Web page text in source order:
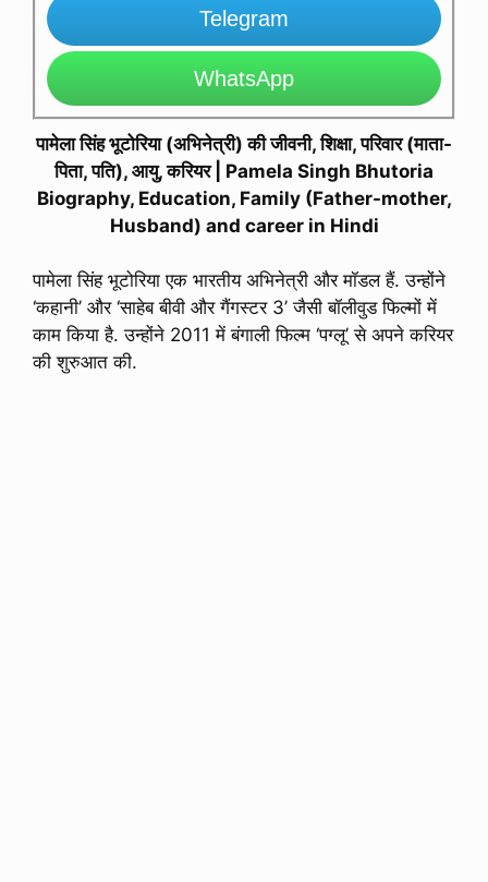
Telegram
WhatsApp
पामेला सिंह भूटोरिया (अभिनेत्री) की जीवनी, शिक्षा, परिवार (माता-
पिता, पति), आयु, करियर | Pamela Singh Bhutoria
Biography, Education, Family (Father-mother,
Husband) and career in Hindi
पामेला सिंह भूटोरिया एक भारतीय अभिनेत्री और मॉडल हैं. उन्होंने
‘कहानी’ और ‘साहेब बीवी और गैंगस्टर 3’ जैसी बॉलीवुड फिल्मों में
काम किया है. उन्होंने 2011 में बंगाली फिल्म ‘पग्लू’ से अपने करियर
की शुरुआत की.